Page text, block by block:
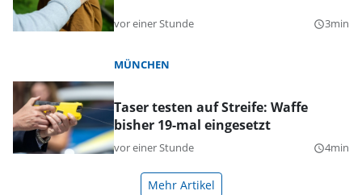
vor einer Stunde query_builder3min
MÜNCHEN
Taser testen auf Streife: Waffe
bisher 19-mal eingesetzt
vor einer Stunde query_builder4min
Mehr Artikel